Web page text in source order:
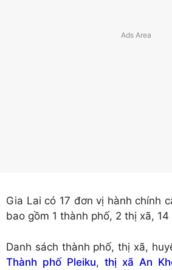
Gia Lai có 17 đơn vị hành chính
bao gồm 1 thành phố, 2 thị xã, 14
Danh sách thành phố, thị xã,
Thành phố Pleiku, thị xã An